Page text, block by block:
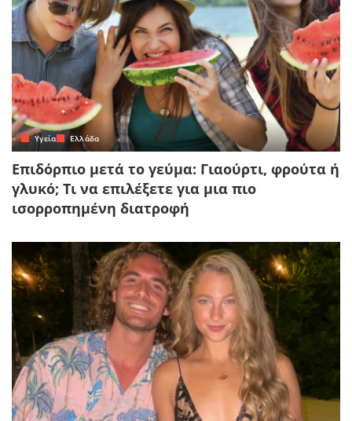
Yγεία Ελλάδα
Επιδόρπιο μετά το γεύμα: Γιαούρτι, φρούτα ή
γλυκό; Τι να επιλέξετε για μια πιο
ισορροπημένη διατροφή